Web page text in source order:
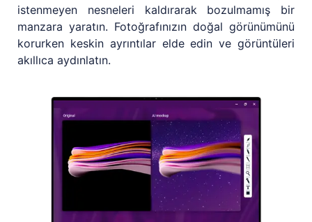
istenmeyen nesneleri kaldırarak bozulmamış bir
manzara yaratın. Fotoğrafınızın doğal görünümünü
korurken keskin ayrıntılar elde edin ve görüntüleri
akıllıca aydınlatın.